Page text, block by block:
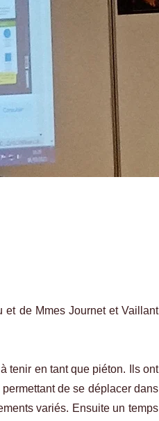
et de Mmes Journet et Vaillant
tenir en tant que piéton. Ils ont
de se déplacer dans
variés. Ensuite un temps